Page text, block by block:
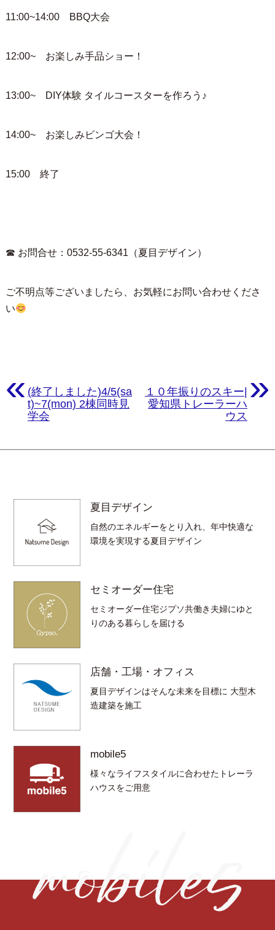
11:00~14:00 BBQ大会
12:00~ お楽しみ手品ショー！
13:00~ DIY体験 タイルコースターを作ろう♪
14:00~ お楽しみビンゴ大会！
15:00 終了
☎︎ お問合せ：0532-55-6341（夏目デザイン）
ご不明点等ございましたら、お気軽にお問い合わせくださ
い
« (終了しました)4/5(sa
t)~7(mon) 2棟同時見
学会
１０年振りのスキー|
愛知県トレーラーハ
ウス
»
夏目デザイン
自然のエネルギーをとり入れ、年中快適な
環境を実現する夏目デザイン
セミオーダー住宅
セミオーダー住宅ジプソ共働き夫婦にゆと
りのある暮らしを届ける
店舗・工場・オフィス
夏目デザインはそんな未来を目標に 大型木
造建築を施工
mobile5
様々なライフスタイルに合わせたトレーラ
ハウスをご用意